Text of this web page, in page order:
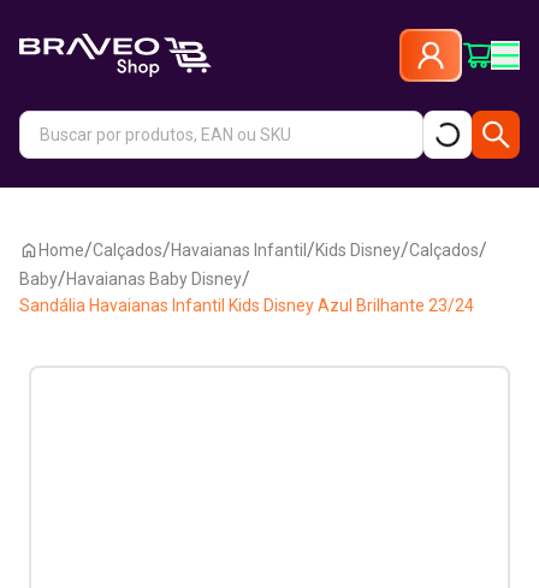
Home/Calçados/Havaianas Infantil /Kids Disney/Calçados/
Baby/Havaianas Baby Disney/
Sandália Havaianas Infantil Kids Disney Azul Brilhante 23/24